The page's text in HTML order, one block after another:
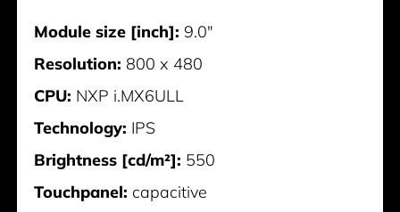
Module size [inch]: 9.0"
Resolution: 800 x 480
CPU: NXP i.MX6ULL
Technology: IPS
Brightness [cd/m²]: 550
Touchpanel: capacitive